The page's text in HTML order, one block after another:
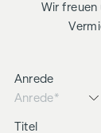
Wir freuen
Anrede
Titel